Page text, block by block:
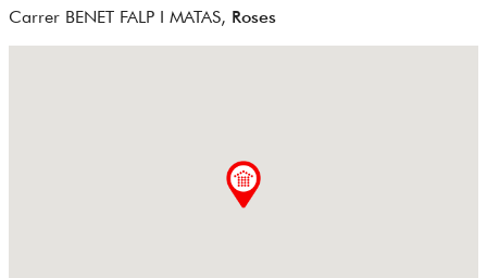
Carrer BENET FALP I MATAS, Roses